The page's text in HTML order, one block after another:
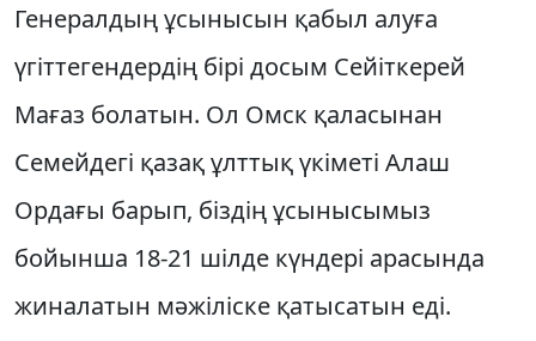
Генералдың ұсынысын қабыл алуға
үгiттегендердiң бiрi досым Сейiткерей
Мағаз болатын. Ол Омск қаласынан
Семейдегi қазақ ұлттық үкiметi Алаш
Ордағы барып, бiздiң ұсынысымыз
бойынша 18-21 шiлде күндерi арасында
жиналатын мәжiлiске қатысатын едi.